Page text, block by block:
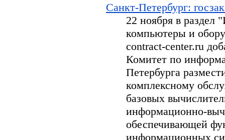
Санкт-Петербург:
22 ноября в раздел
компьютеры и
contract-center.ru
Комитет по
Петербурга
комплексному
базовых
информационно-
обеспечивающей
информационных